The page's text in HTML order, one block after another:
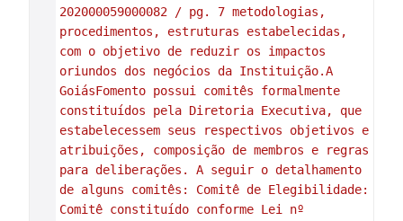
202000059000082 / pg. 7 metodologias,
procedimentos, estruturas estabelecidas,
com o objetivo de reduzir os impactos
oriundos dos negócios da Instituição.A
GoiásFomento possui comitês formalmente
constituídos pela Diretoria Executiva, que
estabelecessem seus respectivos objetivos e
atribuições, composição de membros e regras
para deliberações. A seguir o detalhamento
de alguns comitês: Comitê de Elegibilidade:
Comitê constituído conforme Lei nº